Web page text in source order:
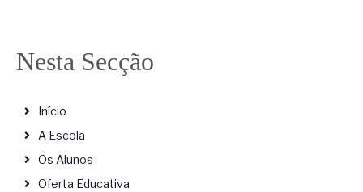
Nesta Secção
Início
A Escola
Os Alunos
Oferta Educativa